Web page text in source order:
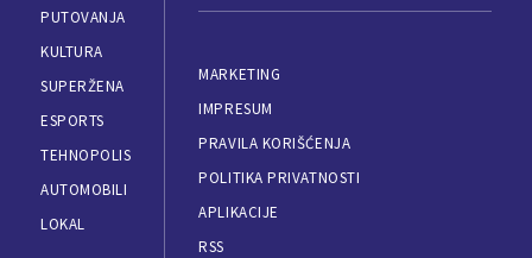
PUTOVANJA
KULTURA
SUPERŽENA
ESPORTS
TEHNOPOLIS
AUTOMOBILI
LOKAL
MARKETING
IMPRESUM
PRAVILA KORIŠĆENJA
POLITIKA PRIVATNOSTI
APLIKACIJE
RSS